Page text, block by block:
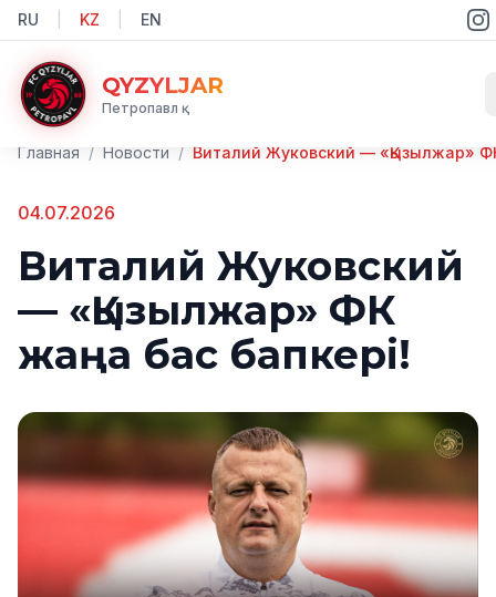
RU KZ EN
QYZYLJAR
Петропавл қ.
Главная / Новости /
04.07.2026
Виталий Жуковский
— «Қызылжар» ФК
жаңа бас бапкері!